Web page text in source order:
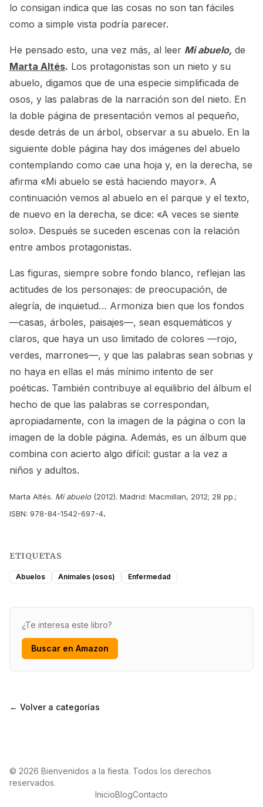
lo consigan indica que las cosas no son tan fáciles
como a simple vista podría parecer.
He pensado esto, una vez más, al leer Mi abuelo, de
Marta Altés. Los protagonistas son un nieto y su
abuelo, digamos que de una especie simplificada de
osos, y las palabras de la narración son del nieto. En
la doble página de presentación vemos al pequeño,
desde detrás de un árbol, observar a su abuelo. En la
siguiente doble página hay dos imágenes del abuelo
contemplando como cae una hoja y, en la derecha, se
afirma «Mi abuelo se está haciendo mayor». A
continuación vemos al abuelo en el parque y el texto,
de nuevo en la derecha, se dice: «A veces se siente
solo». Después se suceden escenas con la relación
entre ambos protagonistas.
Las figuras, siempre sobre fondo blanco, reflejan las
actitudes de los personajes: de preocupación, de
alegría, de inquietud… Armoniza bien que los fondos
—casas, árboles, paisajes—, sean esquemáticos y
claros, que haya un uso limitado de colores —rojo,
verdes, marrones—, y que las palabras sean sobrias y
no haya en ellas el más mínimo intento de ser
poéticas. También contribuye al equilibrio del álbum el
hecho de que las palabras se correspondan,
apropiadamente, con la imagen de la página o con la
imagen de la doble página. Además, es un álbum que
combina con acierto algo difícil: gustar a la vez a
niños y adultos.
Marta Altés. Mi abuelo(2012). Madrid: Macmillan, 2012; 28 pp.;
ISBN: 978-84-1542-697-4.
ETIQUETAS
Abuelos Animales (osos) Enfermedad
¿Te interesa este libro?
Buscar en Amazon
← Volver a categorías
© 2026 Bienvenidos a la fiesta. Todos los derechos
reservados.
InicioBlogContacto